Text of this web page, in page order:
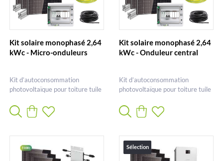
Kit solaire monophasé 2,64
kWc - Micro-onduleurs
Kit d’autoconsommation
photovoltaïque pour toiture tuile
Kit solaire monophasé 2,64
kWc - Onduleur central
Kit d’autoconsommation
photovoltaïque pour toiture tuile
Sélection